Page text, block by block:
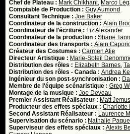
Chef de Plateau : Mark Chikhani, Marco
Comptable de Production :Guy Aumond
Consultant Technique :Joe Baker
Coordinateur de la construction :Alain
Coordinateur de l'écriture : Liz Alexander
Coordinateur de la production :Shane
Coordinateur des transports :Alain
Créateur des Costumes :Carmen Alie
Directeur Artistique : Marie-Soleil
Distribution des rôles : Elizabeth Barnes,
Distribution des rôles - Canada :Andrea
Ingénieur du son post-synchronisation :
Membre de l'équipe scénaristique :Greg
Montage de la musique :Joe Deveau
Premier Assistant Réalisateur : Matt Jemus
Producteur des effets spéciaux :Charlotte
Second Assistant Réalisateur : Laurence
Supervisation du scénario : Nathalie
Superviseur des effets spéciaux :Alexis